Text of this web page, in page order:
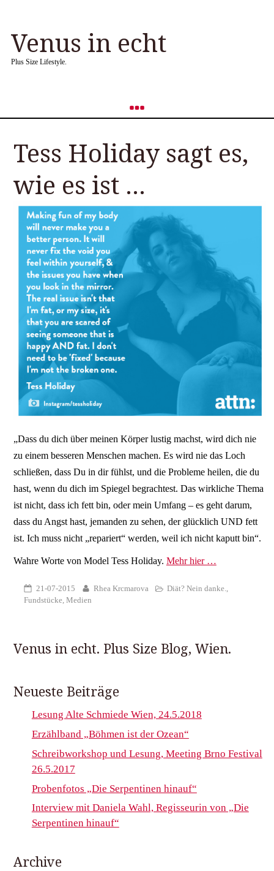
Venus in echt
Plus Size Lifestyle.
Tess Holiday sagt es,
wie es ist …
„Dass du dich über meinen Körper lustig machst, wird dich nie
zu einem besseren Menschen machen. Es wird nie das Loch
schließen, dass Du in dir fühlst, und die Probleme heilen, die du
hast, wenn du dich im Spiegel begrachtest. Das wirkliche Thema
ist nicht, dass ich fett bin, oder mein Umfang – es geht darum,
dass du Angst hast, jemanden zu sehen, der glücklich UND fett
ist. Ich muss nicht „repariert“ werden, weil ich nicht kaputt bin“.
Wahre Worte von Model Tess Holiday. Mehr hier …
21-07-2015 Rhea Krcmarova Diät? Nein danke.,
Fundstücke,Medien
Venus in echt. Plus Size Blog, Wien.
Neueste Beiträge
Lesung Alte Schmiede Wien, 24.5.2018
Erzählband „Böhmen ist der Ozean“
Schreibworkshop und Lesung, Meeting Brno Festival
26.5.2017
Probenfotos „Die Serpentinen hinauf“
Interview mit Daniela Wahl, Regisseurin von „Die
Serpentinen hinauf“
Archive